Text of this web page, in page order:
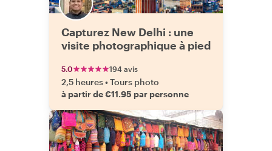
Capturez New Delhi : une
visite photographique à pied
5.0 194 avis
2,5 heures•Tours photo
à partir de €11.95 par personne